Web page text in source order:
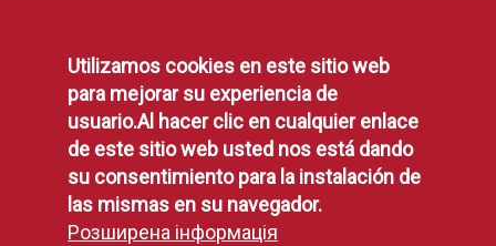
Política de Privacidad
Aviso Legal
Disponibilidad
Declaración de Accesibilidad
Política de Cookies
Utilizamos cookies en este sitio web
para mejorar su experiencia de
usuario.Al hacer clic en cualquier enlace
de este sitio web usted nos está dando
su consentimiento para la instalación de
las mismas en su navegador.
Розширена інформація